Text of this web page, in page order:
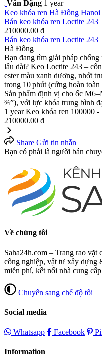
Vân Đặng 1 year
Keo khóa ren Hà Đông Hanoi
Bán keo khóa ren Loctite 243
210000.00 đ
Bán keo khóa ren Loctite 243
Hà Đông
Bạn đang tìm giải pháp
lâu dài? Keo Loctite 243 –
ester màu xanh dương, nhớt
trong 10 phút (cứng hoàn
Sản phẩm định vị cho ốc
¾”), với lực khóa trung bình
1 year Keo khóa ren 100000
210000.00 đ
Share Gửi tin nhắn
Bạn có phải là người bán
Về chúng tôi
Saha24h.com – Trang rao vặt
công nghiệp, vật tư xây dựng
miễn phí, kết nối nhà cung
Chuyển sang chế độ tối
Social media
Whatsapp Facebook
Information